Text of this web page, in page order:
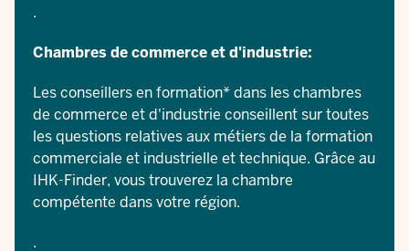
.
Chambres de commerce et d'industrie:
Les conseillers en formation* dans les chambres
de commerce et d'industrie conseillent sur toutes
les questions relatives aux métiers de la formation
commerciale et industrielle et technique. Grâce au
IHK-Finder, vous trouverez la chambre
compétente dans votre région.
.